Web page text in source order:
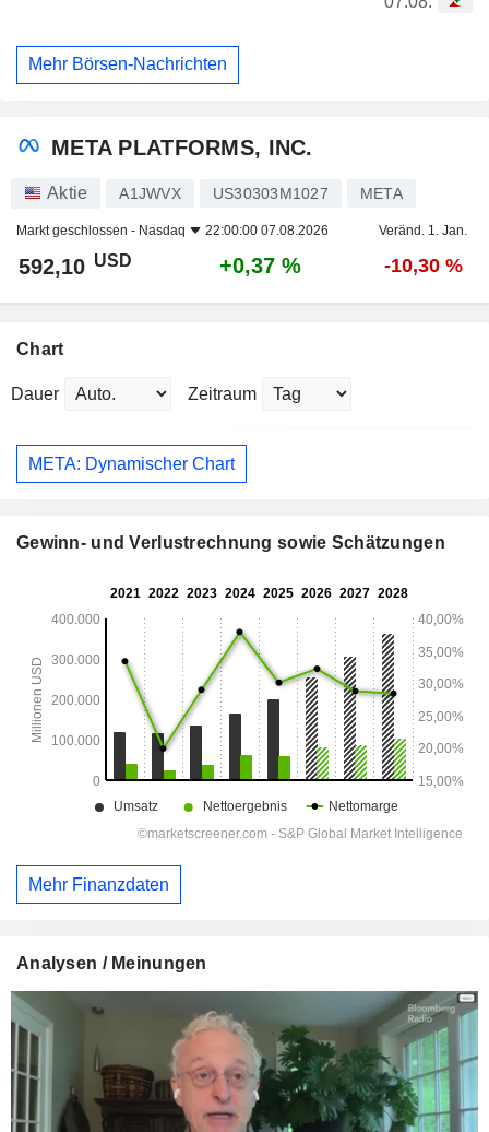
Mehr Börsen-Nachrichten
META PLATFORMS, INC.
Aktie A1JWVX US30303M1027 META
Markt geschlossen - Nasdaq 22:00:00 07.08.2026 Veränd. 1. Jan.
592,10 USD +0,37 % -10,30 %
Chart
Dauer Zeitraum
META: Dynamischer Chart
Gewinn- und Verlustrechnung sowie Schätzungen
Mehr Finanzdaten
Analysen / Meinungen